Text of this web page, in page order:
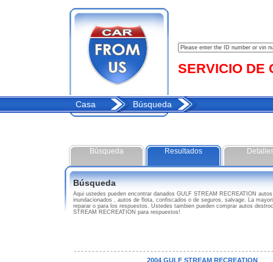
SERVICIO DE
Casa Búsqueda
Búsqueda Resultados
Búsqueda
Aqui ustedes pueden encontrar danados GULF STREAM RECREATION
inundacionados , autos de flota, confiscados o de seguros, salvage. La
reparar o para los respuestos. Ustedes tambien pueden comprar autos
STREAM RECREATION para respuestos!
2004 GULF STREAM RECREATION